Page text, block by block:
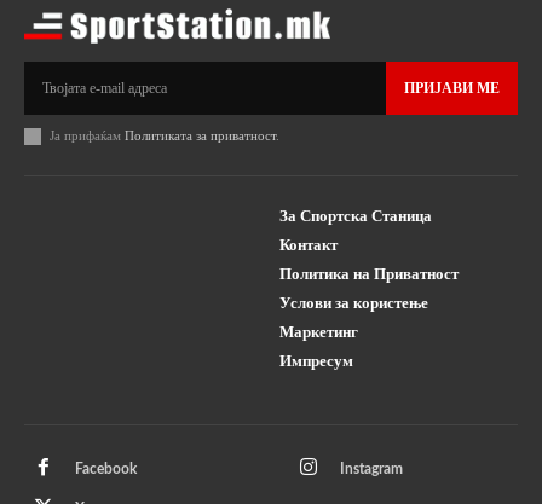
ПРИЈАВИ МЕ
Ја прифаќам Политиката за приватност.
За Спортска Станица
Контакт
Политика на Приватност
Услови за користење
Маркетинг
Импресум
Facebook Instagram